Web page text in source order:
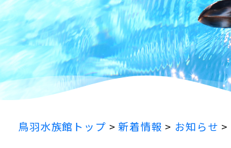
鳥羽水族館トップ >新着情報 > お知らせ >